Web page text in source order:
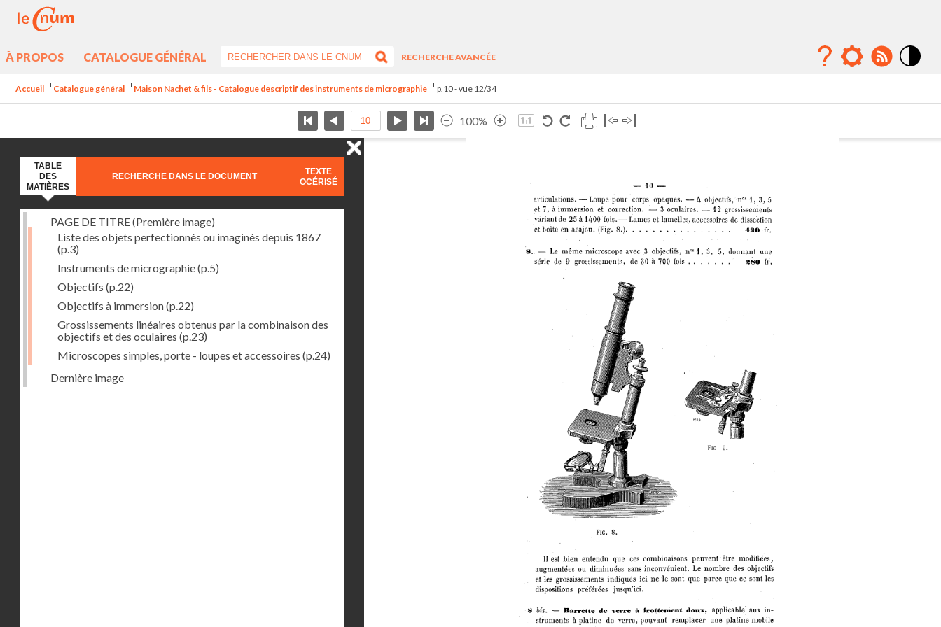
À PROPOS CATALOGUE GÉNÉRAL
RECHERCHE AVANCÉE
Accueil Catalogue général Maison Nachet & fils - Catalogue descriptif des instruments de micrographie p.10 - vue 12/34
100%
TABLE
DES
MATIÈRES
RECHERCHE DANS LE DOCUMENT
TEXTE
OCÉRISÉ
PAGE DE TITRE (Première image)
Liste des objets perfectionnés ou imaginés depuis 1867
(p.3)
Instruments de micrographie(p.5)
Objectifs (p.22)
Objectifs à immersion(p.22)
Grossissements linéaires obtenus par la combinaison des
objectifs et des oculaires (p.23)
Microscopes simples, porte - loupes et accessoires (p.24)
Dernière image